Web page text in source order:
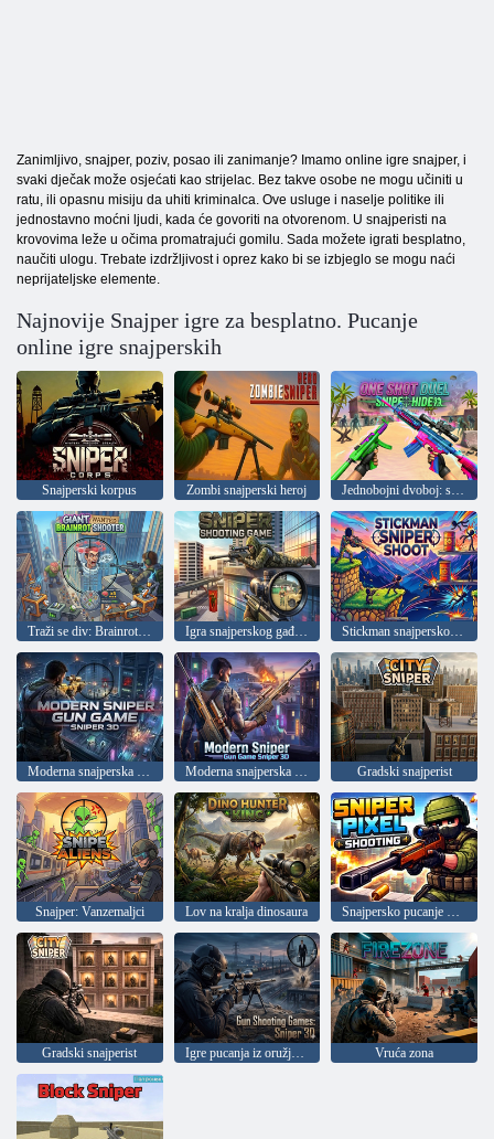
Zanimljivo, snajper, poziv, posao ili zanimanje? Imamo online igre snajper, i
svaki dječak može osjećati kao strijelac. Bez takve osobe ne mogu učiniti u
ratu, ili opasnu misiju da uhiti kriminalca. Ove usluge i naselje politike ili
jednostavno moćni ljudi, kada će govoriti na otvorenom. U snajperisti na
krovovima leže u očima promatrajući gomilu. Sada možete igrati besplatno,
naučiti ulogu. Trebate izdržljivost i oprez kako bi se izbjeglo se mogu naći
neprijateljske elemente.
Najnovije Snajper igre za besplatno. Pucanje
online igre snajperskih
Snajperski korpus Zombi snajperski heroj Jednobojni dvoboj: snajpersko gađanje i skrivača
Igra snajperskog gađanja
Moderna snajperska igra: Sniper 3D Moderna snajperska igra 3D Gradski snajperist
Snajper: Vanzemaljci Lov na kralja dinosaura Snajpersko pucanje piksela
Gradski snajperist Igre pucanja iz oružja: Sniper 3D Vruća zona